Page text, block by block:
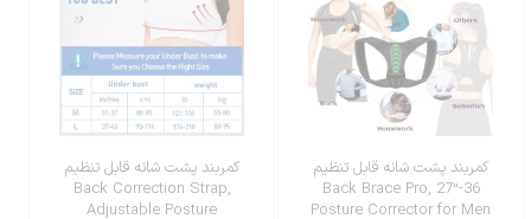
کمربند پشت شانه قابل تنظیم
Back Brace Pro, 27”-36
Posture Corrector for Men
کمربند پشت شانه قابل تنظیم
Back Correction Strap,
Adjustable Posture